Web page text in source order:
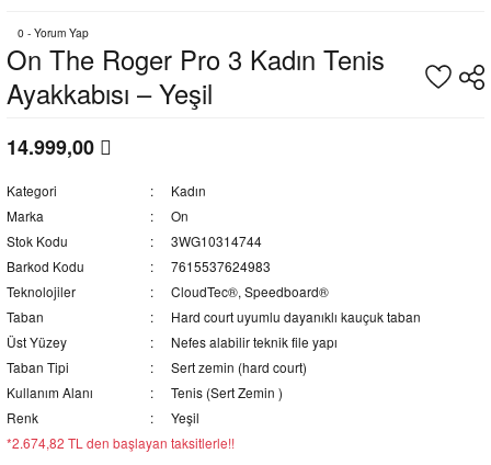
0 - Yorum Yap
On The Roger Pro 3 Kadın Tenis
Ayakkabısı – Yeşil
14.999,00
Kategori
Kadın
Marka
On
Stok Kodu
3WG10314744
Barkod Kodu
7615537624983
Teknolojiler
CloudTec®, Speedboard®
Taban
Hard court uyumlu dayanıklı kauçuk taban
Üst Yüzey
Nefes alabilir teknik file yapı
Taban Tipi
Sert zemin (hard court)
Kullanım Alanı
Tenis (Sert Zemin )
Renk
Yeşil
*2.674,82 TL den başlayan taksitlerle!!